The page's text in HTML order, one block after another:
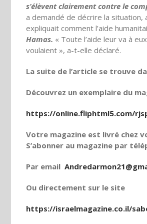
s’élèvent clairement contre le
a demandé de décrire la
expliquait comment l’aide
Hamas. « Toute l’aide leur va à
voulaient », a-t-elle déclaré.
La suite de l’article se trouve
Découvrez un exemplaire du
https://online.fliphtml5.com/
Votre magazine est livré chez
S’abonner au magazine par
Par email
Ou directement sur le site
https://israelmagazine.co.il/